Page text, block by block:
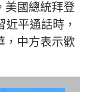
美國總統拜登
平通話時，
，中方表示歡